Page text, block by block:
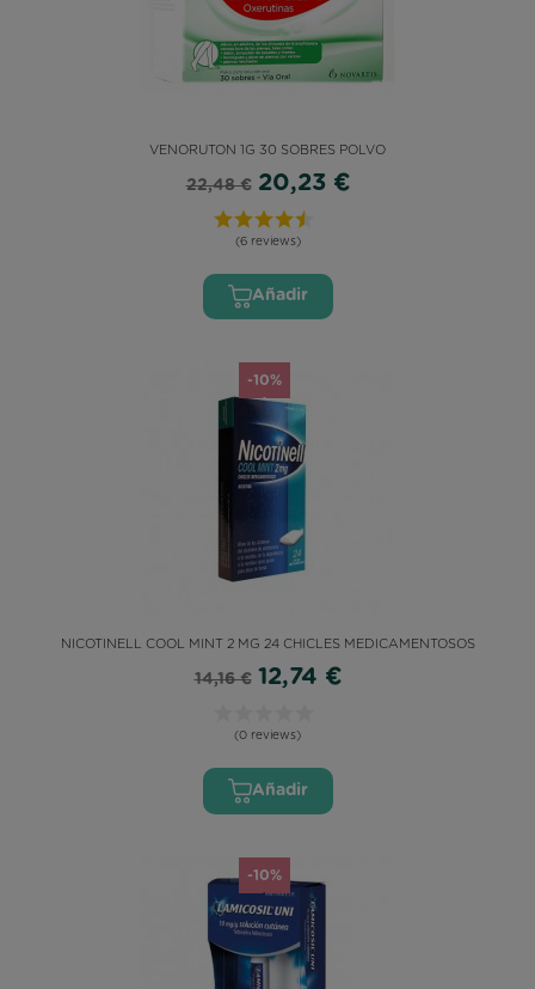
VENORUTON 1G 30 SOBRES POLVO
22,48 € 20,23 €
(6 reviews)
Añadir
NICOTINELL COOL MINT 2 MG 24 CHICLES MEDICAMENTOSOS
14,16 € 12,74 €
(0 reviews)
Añadir
-10%
-10%